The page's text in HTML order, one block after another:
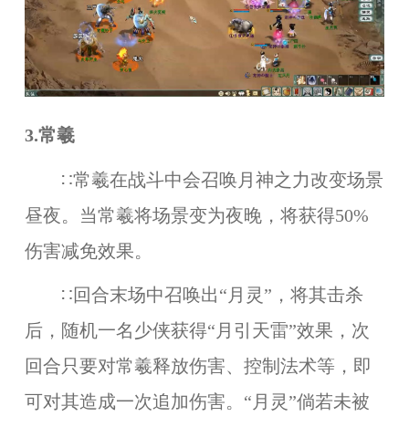
3.常羲
∷常羲在战斗中会召唤月神之力改变场景
昼夜。当常羲将场景变为夜晚，将获得50%
伤害减免效果。
∷回合末场中召唤出“月灵”，将其击杀
后，随机一名少侠获得“月引天雷”效果，次
回合只要对常羲释放伤害、控制法术等，即
可对其造成一次追加伤害。“月灵”倘若未被